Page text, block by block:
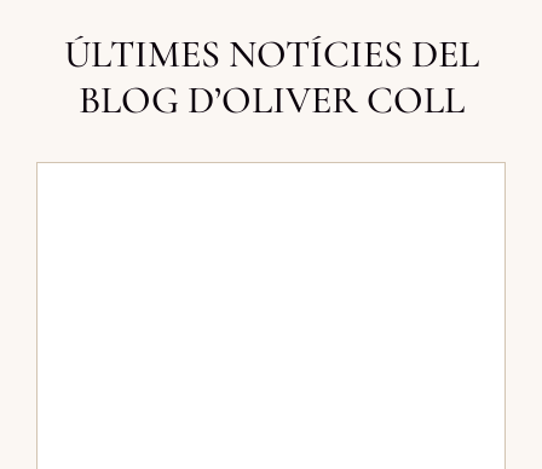
ÚLTIMES NOTÍCIES DEL
BLOG D’OLIVER COLL